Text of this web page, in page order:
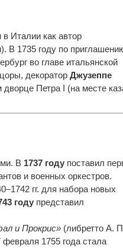
Италии как автор
В 1735 году по
во главе итальянской
декоратор Джузеппе
Петра I (на месте
В 1737 году поставил
и военных оркестров.
гг. для набора новых
году представил
и Прокрис» (либретто А.
февраля 1755 года стала